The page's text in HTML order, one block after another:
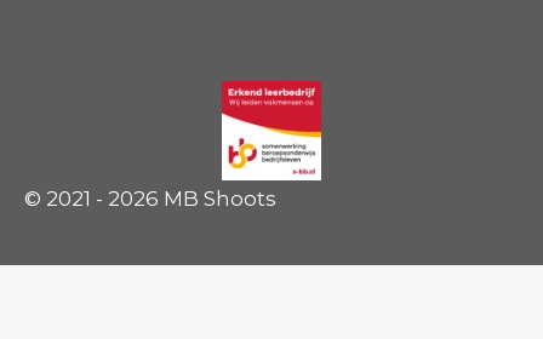
© 2021 - 2026 MB Shoots